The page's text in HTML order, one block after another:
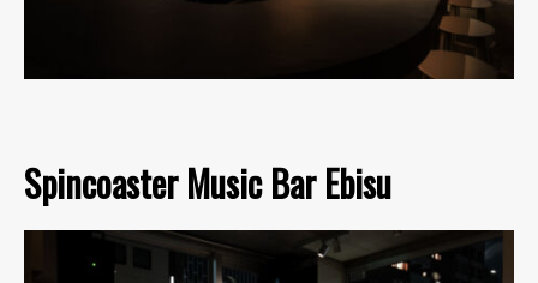
Spincoaster Music Bar Ebisu